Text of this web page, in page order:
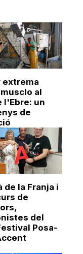
extrema
al
l'Ebre: un
de
de la Franja i
de
del
Posa-